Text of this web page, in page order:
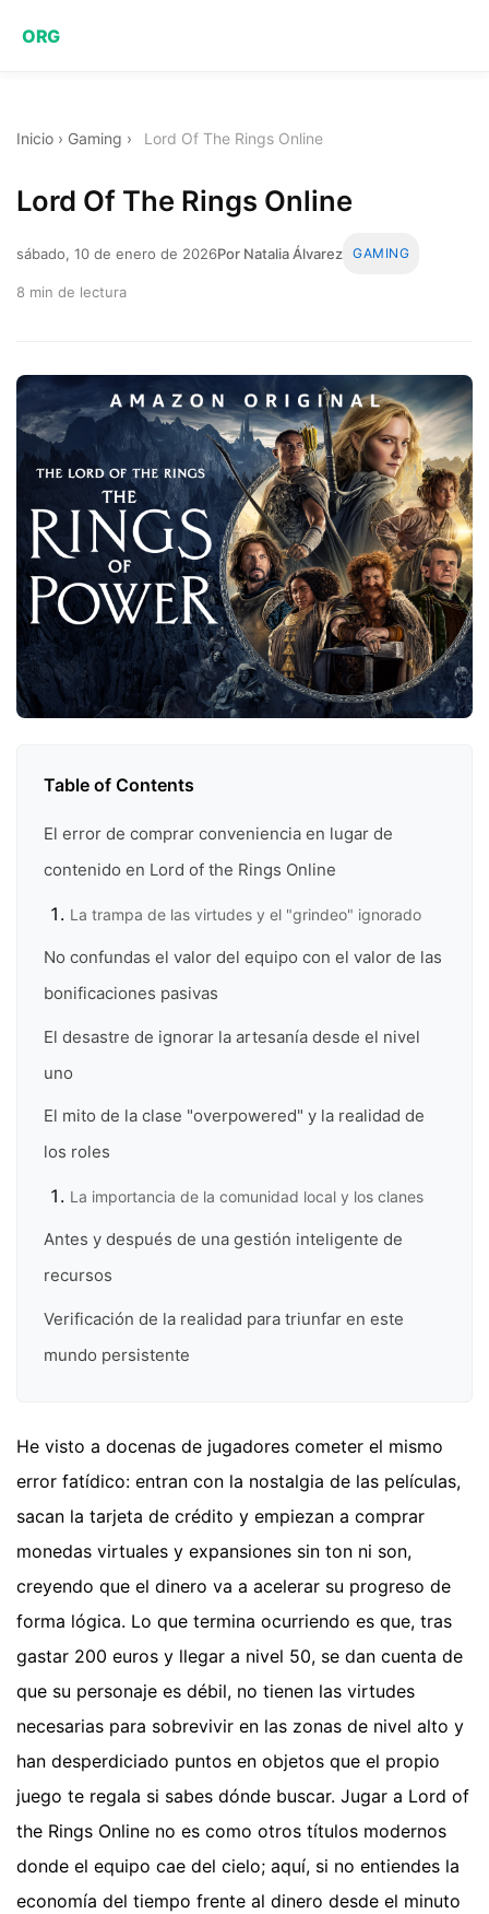
ORG
Inicio › Gaming › Lord Of The Rings Online
Lord Of The Rings Online
sábado, 10 de enero de 2026Por Natalia Álvarez GAMING
8 min de lectura
Table of Contents
El error de comprar conveniencia en lugar de
contenido en Lord of the Rings Online
La trampa de las virtudes y el "grindeo" ignorado
No confundas el valor del equipo con el valor de las
bonificaciones pasivas
El desastre de ignorar la artesanía desde el nivel
uno
El mito de la clase "overpowered" y la realidad de
los roles
La importancia de la comunidad local y los clanes
Antes y después de una gestión inteligente de
recursos
Verificación de la realidad para triunfar en este
mundo persistente
He visto a docenas de jugadores cometer el mismo
error fatídico: entran con la nostalgia de las películas,
sacan la tarjeta de crédito y empiezan a comprar
monedas virtuales y expansiones sin ton ni son,
creyendo que el dinero va a acelerar su progreso de
forma lógica. Lo que termina ocurriendo es que, tras
gastar 200 euros y llegar a nivel 50, se dan cuenta de
que su personaje es débil, no tienen las virtudes
necesarias para sobrevivir en las zonas de nivel alto y
han desperdiciado puntos en objetos que el propio
juego te regala si sabes dónde buscar. Jugar a Lord of
the Rings Online no es como otros títulos modernos
donde el equipo cae del cielo; aquí, si no entiendes la
economía del tiempo frente al dinero desde el minuto